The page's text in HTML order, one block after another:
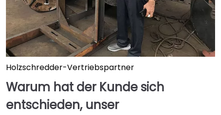
Holzschredder-Vertriebspartner
Warum hat der Kunde sich
entschieden, unser